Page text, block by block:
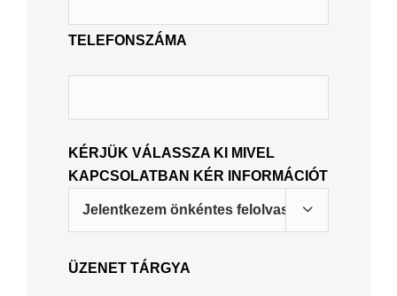
TELEFONSZÁMA
KÉRJÜK VÁLASSZA KI MIVEL
KAPCSOLATBAN KÉR INFORMÁCIÓT

ÜZENET TÁRGYA